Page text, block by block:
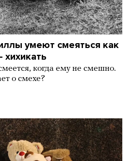
умеют смеяться как
когда ему не смешно.
о смехе?